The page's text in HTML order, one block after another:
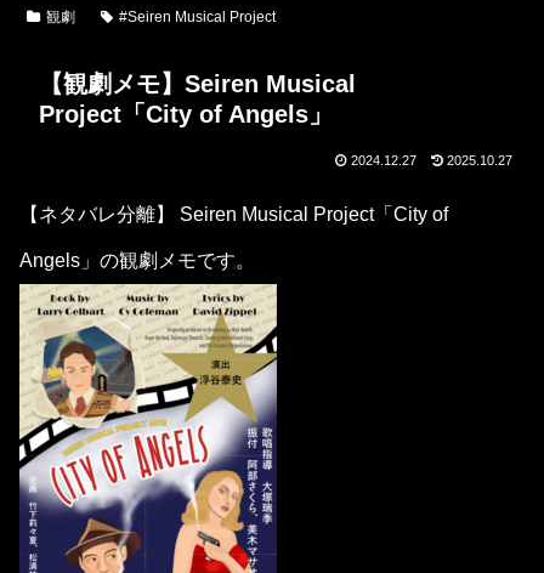
観劇 #Seiren Musical Project
【観劇メモ】Seiren Musical
Project「City of Angels」
2024.12.27 2025.10.27
【ネタバレ分離】 Seiren Musical Project「City of
Angels」の観劇メモです。